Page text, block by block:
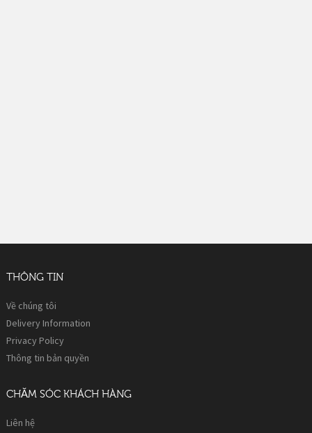
THÔNG TIN
Về chúng tôi
Delivery Information
Privacy Policy
Thông tin bản quyền
CHĂM SÓC KHÁCH HÀNG
Liên hệ